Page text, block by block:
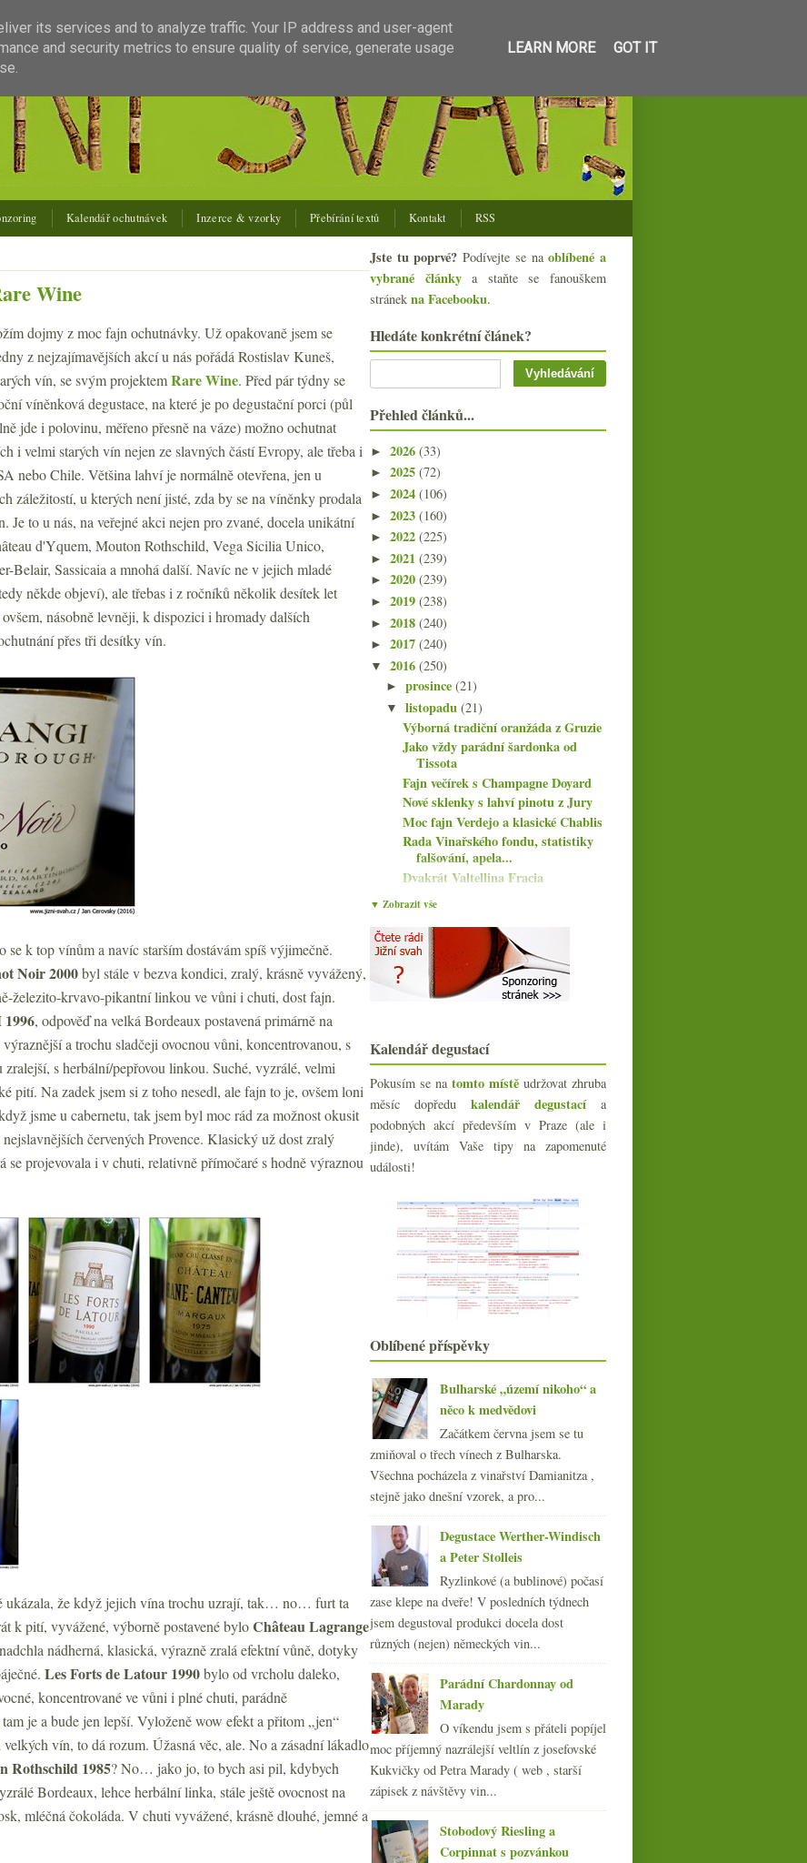
Kalendář ochutnávek Inzerce & vzorky Přebírání textů Kontakt RSS
Wine
dojmy z moc fajn ochutnávky. Už opakovaně jsem se
z nejzajímavějších akcí u nás pořádá Rostislav Kuneš,
vín, se svým projektemRare Wine. Před pár týdny se
víněnková degustace, na které je po degustační porci (půl
jde i polovinu, měřeno přesně na váze) možno ochutnat
i velmi starých vín nejen ze slavných částí Evropy, ale třeba i
nebo Chile. Většina lahví je normálně otevřena, jen u
záležitostí, u kterých není jisté, zda by se na víněnky prodala
Je to u nás, na veřejné akci nejen pro zvané, docela unikátní
d'Yquem, Mouton Rothschild, Vega Sicilia Unico,
Belair, Sassicaia a mnohá další. Navíc ne v jejich mladé
někde objeví), ale třebas i z ročníků několik desítek let
násobně levněji, k dispozici i hromady dalších
přes tři desítky vín.
se k top vínům a navíc starším dostávám spíš výjimečně.
Noir 2000byl stále v bezva kondici, zralý, krásně vyvážený,
železito-krvavo-pikantní linkou ve vůni i chuti, dost fajn.
, odpověď na velká Bordeaux postavená primárně na
a trochu sladčeji ovocnou vůni, koncentrovanou, s
zralejší, s herbální/pepřovou linkou. Suché, vyzrálé, velmi
pití. Na zadek jsem si z toho nesedl, ale fajn to je, ovšem loni
jsme u cabernetu, tak jsem byl moc rád za možnost okusit
červených Provence. Klasický už dost zralý
se projevovala i v chuti, relativně přímočaré s hodně výraznou
ukázala, že když jejich vína trochu uzrají, tak… no… furt ta
k pití, vyvážené, výborně postavené byloChâteauLagrange
nádherná, klasická, výrazně zralá efektní vůně, dotyky
Les Forts de Latour 1990bylo od vrcholu daleko,
koncentrované ve vůni i plné chuti, parádně
je a bude jen lepší. Vyloženě wow efekt a přitom „jen“
vín, to dá rozum. Úžasná věc, ale. No a zásadní lákadlo
Rothschild 1985? No… jako jo, to bych asi pil, kdybych
Bordeaux, lehce herbální linka, stále ještě ovocnost na
mléčná čokoláda. V chuti vyvážené, krásně dlouhé, jemné a
Jste tu poprvé? Podívejte se naoblíbené a
vybrané článkya staňte se fanouškem
stránek na Facebooku.
Hledáte konkrétní článek?
Přehled článků...
► 2026 (33)
► 2025 (72)
► 2024 (106)
► 2023 (160)
► 2022 (225)
► 2021 (239)
► 2020 (239)
► 2019 (238)
► 2018 (240)
► 2017 (240)
▼ 2016 (250)
►prosince(21)
▼listopadu(21)
Výborná tradiční oranžáda z Gruzie
Jako vždy parádní šardonka od
Tissota
Fajn večírek s Champagne Doyard
Nové sklenky s lahví pinotu z Jury
Moc fajn Verdejo a klasické Chablis
Rada Vinařského fondu, statistiky
falšování, apela...
Dvakrát Valtellina Fracia
Třikrát Morava – Riesling,
Sauvignon, Pálava
Beaujolais Nouveau 2016
Mudrování z pražské vinárny
Zralá Itálie, Francie z Dobšic, fajn
crémant
WSET v ČR, Svatomartinské,
pokuta za pančování…
Semillon s 96 body, ale chutnat
nebude každému
Týden sherry se sladkým potěšením
Nádherná sestřička z Washingtonu
Vulkanická vína obecně i s degustací
Přejmenování vlašáku,
Báječná postarší vína u Rare Wine
Pár článků o pití
Anglické bubliny a důrazné
slovenské červené
října(20)
►července(19)
►června
►května(22)
►dubna(21)
►března(21)
►února(21)
ledna(20)
2014 (254)
►2013(249)
►2012(254)
►2011(252)
►2010(249)
►2009(249)
►2008(270)
►2007(108)
▼ Zobrazit vše
Kalendář degustací
Pokusím se na tomto místě udržovat zhruba
měsíc dopředu kalendář degustacía
podobných akcí především v Praze (ale i
jinde), uvítám Vaše tipy na zapomenuté
události!
Oblíbené příspěvky
Bulharské „území nikoho“ a
něco k medvědovi
Začátkem června jsem se tu
zmiňoval o třech vínech z Bulharska.
Všechna pocházela z vinařství Damianitza ,
stejně jako dnešní vzorek, a pro...
Degustace Werther-Windisch
a Peter Stolleis
Ryzlinkové (a bublinové) počasí
zase klepe na dveře! V posledních týdnech
jsem degustoval produkci docela dost
různých (nejen) německých vin...
Parádní Chardonnay od
Marady
O víkendu jsem s přáteli popíjel
moc příjemný nazrálejší veltlín z josefovské
Kukvičky od Petra Marady ( web , starší
zápisek z návštěvy vin...
Stobodový Riesling a
Corpinnat s pozvánkou
its services and to analyze traffic. Your IP address and user-agent
and security metrics to ensure quality of service, generate usage
LEARN MORE GOT IT